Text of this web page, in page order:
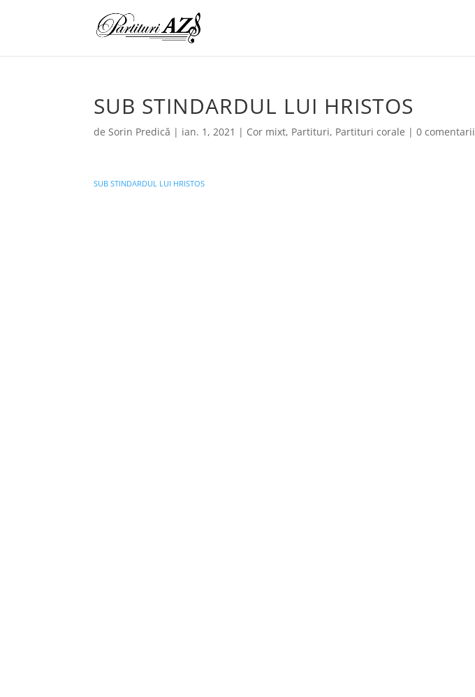
SUB STINDARDUL LUI HRISTOS
deSorin Predică | ian. 1, 2021 | Cor mixt, Partituri, Partituri corale |0 comentarii
SUB STINDARDUL LUI HRISTOS